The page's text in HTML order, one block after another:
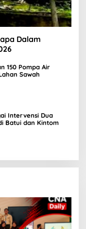
Dalam
150 Pompa Air
Sawah
Intervensi Dua
Batui dan Kintom